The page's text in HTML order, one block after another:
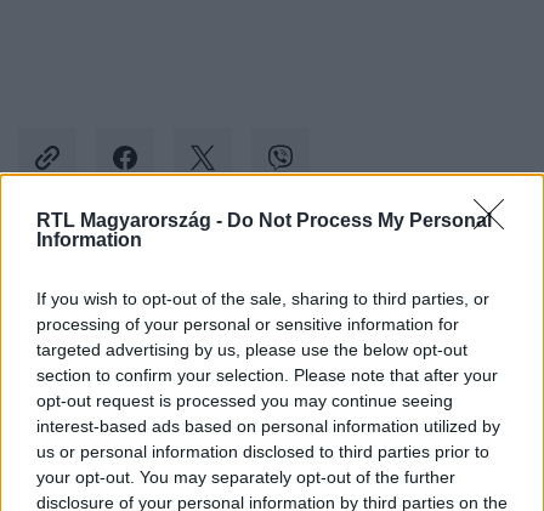
RTL Magyarország - Do Not Process My Personal
Information
If you wish to opt-out of the sale, sharing to third parties, or
processing of your personal or sensitive information for
targeted advertising by us, please use the below opt-out
section to confirm your selection. Please note that after your
opt-out request is processed you may continue seeing
interest-based ads based on personal information utilized by
us or personal information disclosed to third parties prior to
your opt-out. You may separately opt-out of the further
disclosure of your personal information by third parties on the
Facebookon is!
Követem